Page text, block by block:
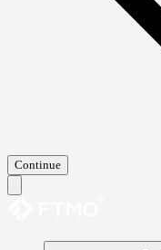
Continue